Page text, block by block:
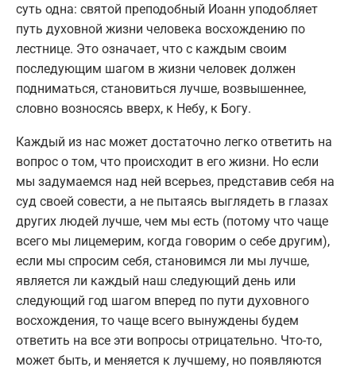
суть одна: святой преподобный Иоанн уподобляет
путь духовной жизни человека восхождению по
лестнице. Это означает, что с каждым своим
последующим шагом в жизни человек должен
подниматься, становиться лучше, возвышеннее,
словно возносясь вверх, к Небу, к Богу.
Каждый из нас может достаточно легко ответить на
вопрос о том, что происходит в его жизни. Но если
мы задумаемся над ней всерьез, представив себя на
суд своей совести, а не пытаясь выглядеть в глазах
других людей лучше, чем мы есть (потому что чаще
всего мы лицемерим, когда говорим о себе другим),
если мы спросим себя, становимся ли мы лучше,
является ли каждый наш следующий день или
следующий год шагом вперед по пути духовного
восхождения, то чаще всего вынуждены будем
ответить на все эти вопросы отрицательно. Что-то,
может быть, и меняется к лучшему, но появляются